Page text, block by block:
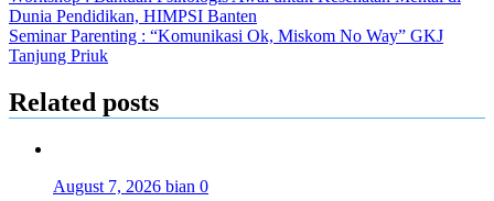
Dunia Pendidikan, HIMPSI Banten
Seminar Parenting : “Komunikasi Ok, Miskom No Way” GKJ
Tanjung Priuk
Related posts
August 7, 2026 bian 0